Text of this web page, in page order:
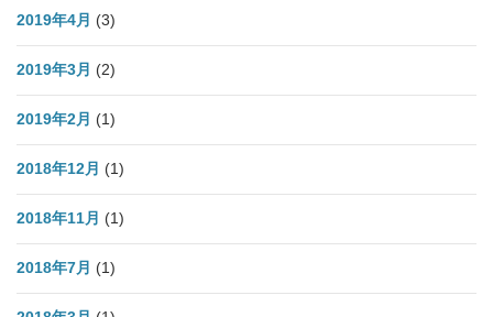
2019年4月 (3)
2019年3月 (2)
2019年2月 (1)
2018年12月 (1)
2018年11月 (1)
2018年7月 (1)